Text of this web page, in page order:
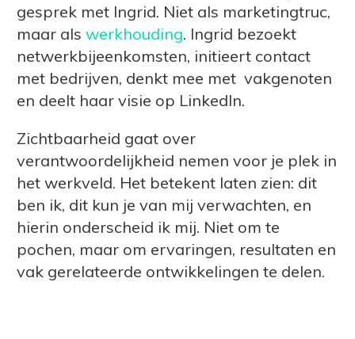
gesprek met Ingrid. Niet als marketingtruc,
maar als werkhouding. Ingrid bezoekt
netwerkbijeenkomsten, initieert contact
met bedrijven, denkt mee met vakgenoten
en deelt haar visie op LinkedIn.
Zichtbaarheid gaat over
verantwoordelijkheid nemen voor je plek in
het werkveld. Het betekent laten zien: dit
ben ik, dit kun je van mij verwachten, en
hierin onderscheid ik mij. Niet om te
pochen, maar om ervaringen, resultaten en
vak gerelateerde ontwikkelingen te delen.